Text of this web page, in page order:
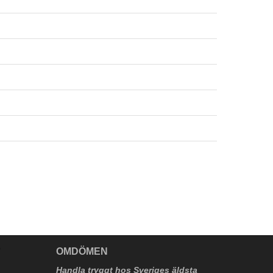
OMDÖMEN
Handla tryggt hos Sveriges äldsta